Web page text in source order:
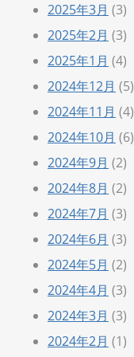
2025年3月 (3)
2025年2月 (3)
2025年1月 (4)
2024年12月 (5)
2024年11月 (4)
2024年10月 (6)
2024年9月 (2)
2024年8月 (2)
2024年7月 (3)
2024年6月 (3)
2024年5月 (2)
2024年4月 (3)
2024年3月 (3)
2024年2月 (1)